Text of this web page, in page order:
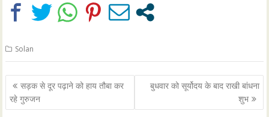
Solan
Post
navigation
सड़क से दूर पढ़ाने को हाय तौबा कर
रहे गुरुजन
बुधवार को सूर्योदय के बाद राखी बांधना
शुभ